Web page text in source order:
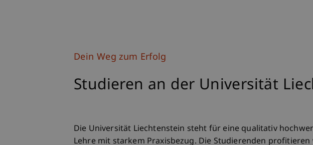
Dein Weg zum Erfolg
Studieren an der Universität
Die Universität Liechtenstein steht für eine qualitativ
Lehre mit starkem Praxisbezug. Die Studierenden